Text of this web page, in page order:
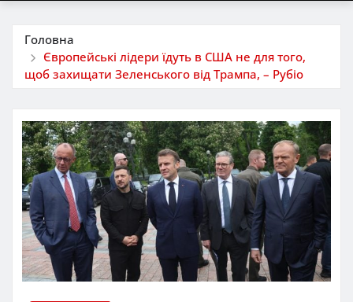
Головна
Європейські лідери їдуть в США не для того,
щоб захищати Зеленського від Трампа, – Рубіо